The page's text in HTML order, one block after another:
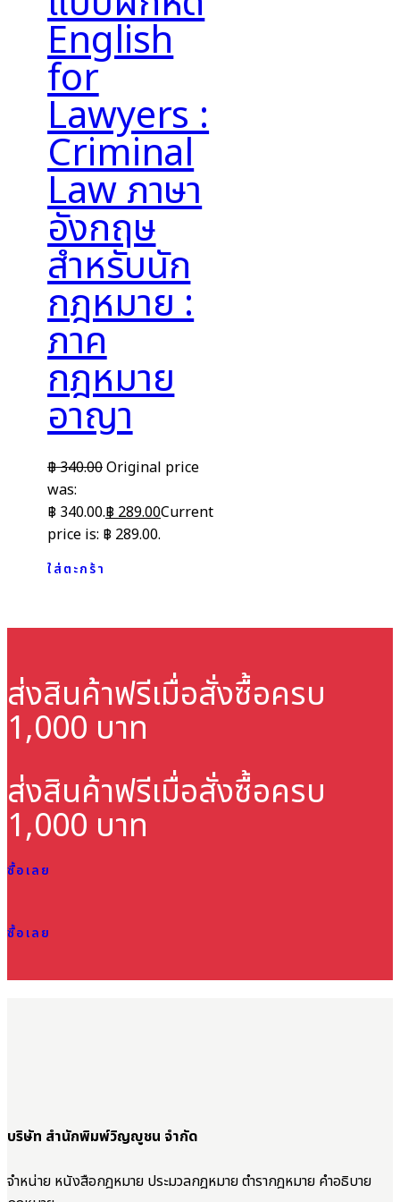
English
for
Lawyers :
Criminal
Law ภาษา
อังกฤษ
สำหรับนัก
กฎหมาย :
ภาค
กฎหมาย
อาญา
฿340.00Original price
was:
฿ 340.00.฿289.00Current
price is: ฿ 289.00.
ใส่ตะกร้า
ส่งสินค้าฟรีเมื่อสั่งซื้อครบ
1,000 บาท
ส่งสินค้าฟรีเมื่อสั่งซื้อครบ
1,000 บาท
ซื้อเลย
ซื้อเลย
บริษัท สำนักพิมพ์วิญญูชน จำกัด
จำหน่าย หนังสือกฎหมาย ประมวลกฎหมาย ตำรากฎหมาย คำอธิบาย